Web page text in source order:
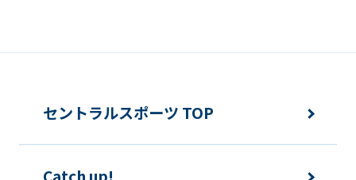
セントラルスポーツ TOP